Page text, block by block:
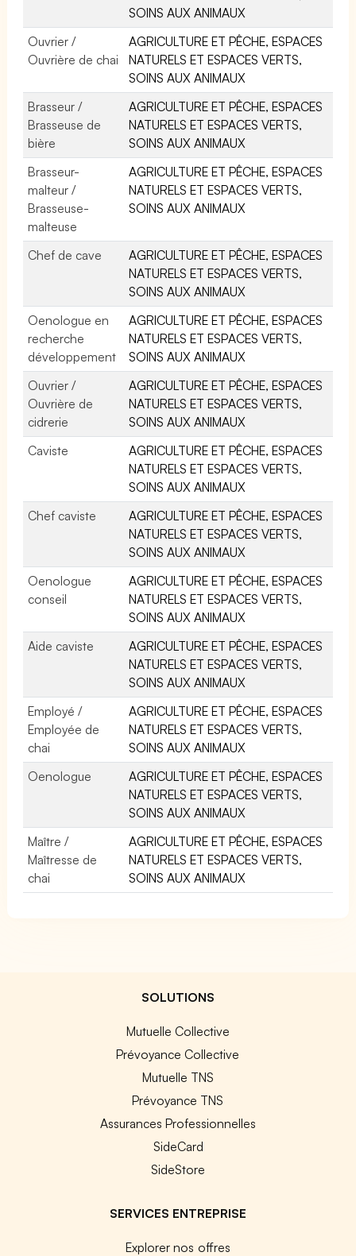
SOINS AUX ANIMAUX
Ouvrier /
Ouvrière de chai
AGRICULTURE ET PÊCHE, ESPACES
NATURELS ET ESPACES VERTS,
SOINS AUX ANIMAUX
Brasseur /
Brasseuse de
bière
AGRICULTURE ET PÊCHE, ESPACES
NATURELS ET ESPACES VERTS,
SOINS AUX ANIMAUX
Brasseur-
malteur /
Brasseuse-
malteuse
AGRICULTURE ET PÊCHE, ESPACES
NATURELS ET ESPACES VERTS,
SOINS AUX ANIMAUX
Chef de cave
AGRICULTURE ET PÊCHE, ESPACES
NATURELS ET ESPACES VERTS,
SOINS AUX ANIMAUX
Oenologue en
recherche
développement
AGRICULTURE ET PÊCHE, ESPACES
NATURELS ET ESPACES VERTS,
SOINS AUX ANIMAUX
Ouvrier /
Ouvrière de
cidrerie
AGRICULTURE ET PÊCHE, ESPACES
NATURELS ET ESPACES VERTS,
SOINS AUX ANIMAUX
Caviste
AGRICULTURE ET PÊCHE, ESPACES
NATURELS ET ESPACES VERTS,
SOINS AUX ANIMAUX
Chef caviste
AGRICULTURE ET PÊCHE, ESPACES
NATURELS ET ESPACES VERTS,
SOINS AUX ANIMAUX
Oenologue
conseil
AGRICULTURE ET PÊCHE, ESPACES
NATURELS ET ESPACES VERTS,
SOINS AUX ANIMAUX
Aide caviste
AGRICULTURE ET PÊCHE, ESPACES
NATURELS ET ESPACES VERTS,
SOINS AUX ANIMAUX
Employé /
Employée de
chai
AGRICULTURE ET PÊCHE, ESPACES
NATURELS ET ESPACES VERTS,
SOINS AUX ANIMAUX
Oenologue
AGRICULTURE ET PÊCHE, ESPACES
NATURELS ET ESPACES VERTS,
SOINS AUX ANIMAUX
Maître /
Maîtresse de
chai
AGRICULTURE ET PÊCHE, ESPACES
NATURELS ET ESPACES VERTS,
SOINS AUX ANIMAUX
SOLUTIONS
Mutuelle Collective
Prévoyance Collective
Mutuelle TNS
Prévoyance TNS
Assurances Professionnelles
SideCard
SideStore
SERVICES ENTREPRISE
Explorer nos offres